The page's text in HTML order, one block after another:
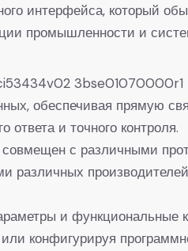
интерфейса, который
промышленности и
обеспечивая прямую
и точного контроля.
с различными
различных
и
конфигурируя